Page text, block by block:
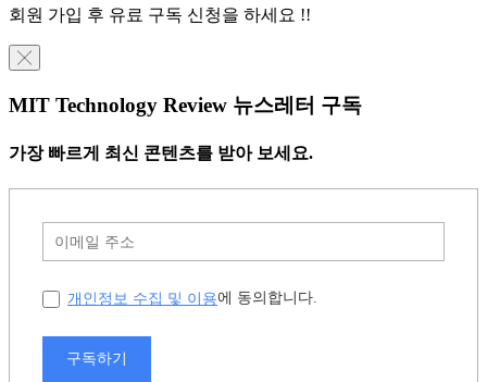
회원 가입 후 유료 구독 신청을 하세요 !!
╳
MIT Technology Review 뉴스레터 구독
가장 빠르게 최신 콘텐츠를 받아 보세요.
개인정보 수집 및 이용에 동의합니다.
구독하기